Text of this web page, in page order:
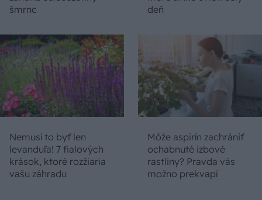
šmrnc
deň
Nemusí to byť len
levanduľa! 7 fialových
krások, ktoré rozžiaria
vašu záhradu
Môže aspirín zachrániť
ochabnuté izbové
rastliny? Pravda vás
možno prekvapí